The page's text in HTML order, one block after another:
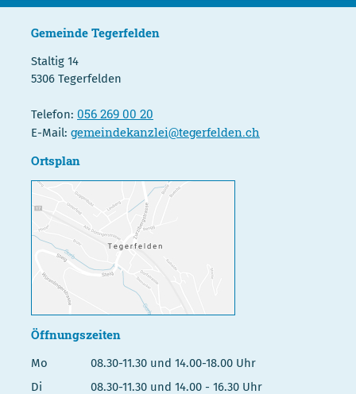
Gemeinde Tegerfelden
Staltig 14
5306 Tegerfelden
Telefon: 056 269 00 20
E-Mail: gemeindekanzlei@tegerfelden.ch
Ortsplan
Öffnungszeiten
Mo
08.30-11.30 und 14.00-18.00 Uhr
Di
08.30-11.30 und 14.00 - 16.30 Uhr